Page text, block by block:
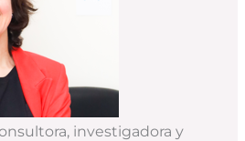
investigadora y